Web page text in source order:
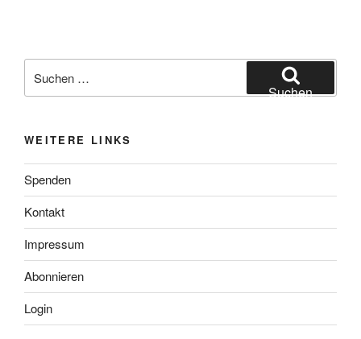
nach:
Suchen
WEITERE LINKS
Spenden
Kontakt
Impressum
Abonnieren
Login